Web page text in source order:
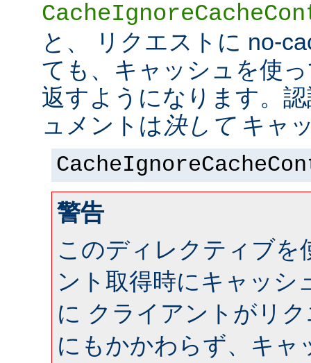
と、 リクエストに no-
ても、キャッシュを使
返すようになります。
ュメントは 決してキャ
警告
このディレクティブを
ント取得時にキャッシ
に クライアントがリ
にもかかわらず、キャ